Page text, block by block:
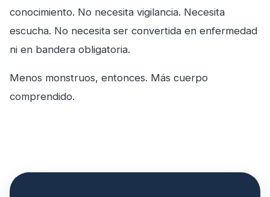
conocimiento. No necesita vigilancia. Necesita
escucha. No necesita ser convertida en enfermedad
ni en bandera obligatoria.
Menos monstruos, entonces. Más cuerpo
comprendido.